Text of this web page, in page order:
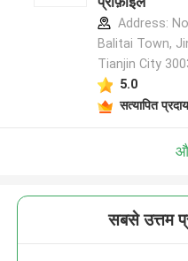
Address:
Balitai Town,
Tianjin City
5.0
सत्यापित
सबसे उत्तम